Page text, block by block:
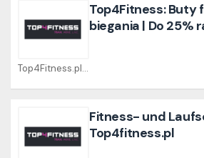
Top4Fitness.pl Coupons
Top4Fitness: Buty
biegania | Do 25%
Fitness- und
Top4fitness.pl